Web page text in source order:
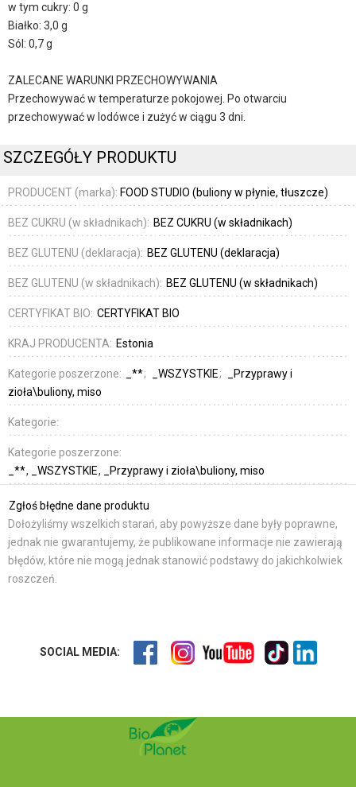
w tym cukry: 0 g
Białko: 3,0 g
Sól: 0,7 g
ZALECANE WARUNKI PRZECHOWYWANIA
Przechowywać w temperaturze pokojowej. Po otwarciu
przechowywać w lodówce i zużyć w ciągu 3 dni.
SZCZEGÓŁY PRODUKTU
PRODUCENT (marka): FOOD STUDIO (buliony w płynie, tłuszcze)
BEZ CUKRU (w składnikach): BEZ CUKRU (w składnikach)
BEZ GLUTENU (deklaracja): BEZ GLUTENU (deklaracja)
BEZ GLUTENU (w składnikach): BEZ GLUTENU (w składnikach)
CERTYFIKAT BIO: CERTYFIKAT BIO
KRAJ PRODUCENTA: Estonia
Kategorie poszerzone: _** _WSZYSTKIE
_Przyprawy i
zioła\buliony, miso
Kategorie:
Kategorie poszerzone:
_**
_WSZYSTKIE _Przyprawy i zioła\buliony, miso
Zgłoś błędne dane produktu
Dołożyliśmy wszelkich starań, aby powyższe dane były poprawne,
jednak nie gwarantujemy, że publikowane informacje nie zawierają
błędów, które nie mogą jednak stanowić podstawy do jakichkolwiek
roszczeń.
SOCIAL MEDIA: